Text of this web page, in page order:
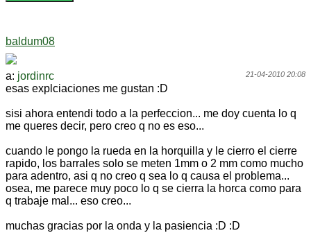
baldum08
21-04-2010 20:08
a: jordinrc
esas explciaciones me gustan :D
sisi ahora entendi todo a la perfeccion... me doy cuenta lo q
me queres decir, pero creo q no es eso...
cuando le pongo la rueda en la horquilla y le cierro el cierre
rapido, los barrales solo se meten 1mm o 2 mm como mucho
para adentro, asi q no creo q sea lo q causa el problema...
osea, me parece muy poco lo q se cierra la horca como para
q trabaje mal... eso creo...
muchas gracias por la onda y la pasiencia :D :D